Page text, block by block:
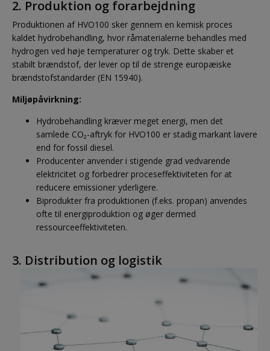
2. Produktion og forarbejdning
Produktionen af HVO100 sker gennem en kemisk proces
kaldet hydrobehandling, hvor råmaterialerne behandles med
hydrogen ved høje temperaturer og tryk. Dette skaber et
stabilt brændstof, der lever op til de strenge europæiske
brændstofstandarder (EN 15940).
Miljøpåvirkning:
Hydrobehandling kræver meget energi, men det
samlede CO₂-aftryk for HVO100 er stadig markant lavere
end for fossil diesel.
Producenter anvender i stigende grad vedvarende
elektricitet og forbedrer proceseffektiviteten for at
reducere emissioner yderligere.
Biprodukter fra produktionen (f.eks. propan) anvendes
ofte til energiproduktion og øger dermed
ressourceeffektiviteten.
3. Distribution og logistik